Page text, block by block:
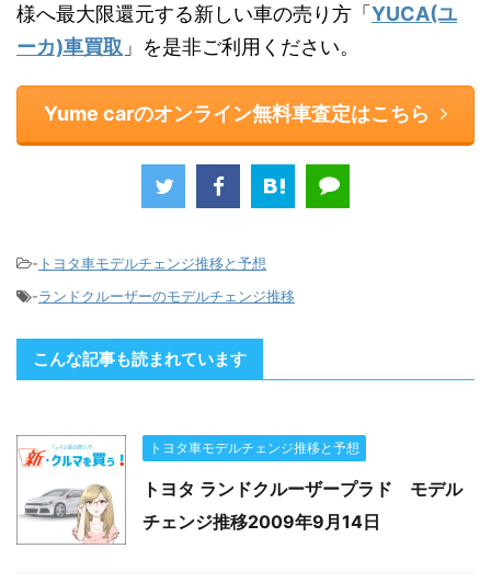
様へ最大限還元する新しい車の売り方「 YUCA(ユ
ーカ)車買取 」を是非ご利用ください。
Yume carのオンライン無料車査定はこちら
- トヨタ車モデルチェンジ推移と予想
-ランドクルーザーのモデルチェンジ推移
こんな記事も読まれています
トヨタ車モデルチェンジ推移と予想
トヨタ ランドクルーザープラド モデル
チェンジ推移2009年9月14日